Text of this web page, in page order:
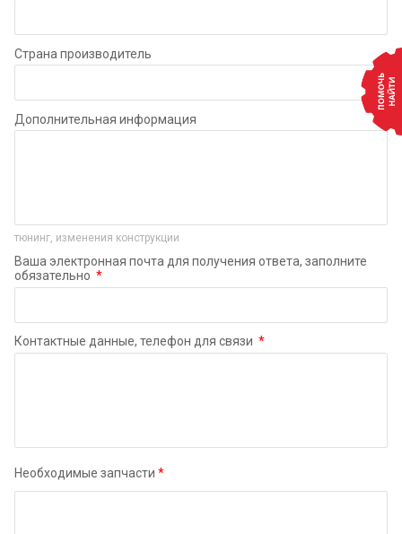
Страна производитель
Дополнительная информация
тюнинг, изменения конструкции
Ваша электронная почта для получения ответа, заполните
обязательно *
Контактные данные, телефон для связи *
Необходимые запчасти *